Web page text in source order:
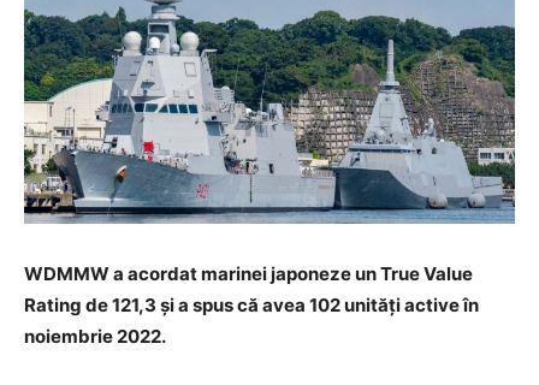
WDMMW a acordat marinei japoneze un True Value
Rating de 121,3 și a spus că avea 102 unități active în
noiembrie 2022.